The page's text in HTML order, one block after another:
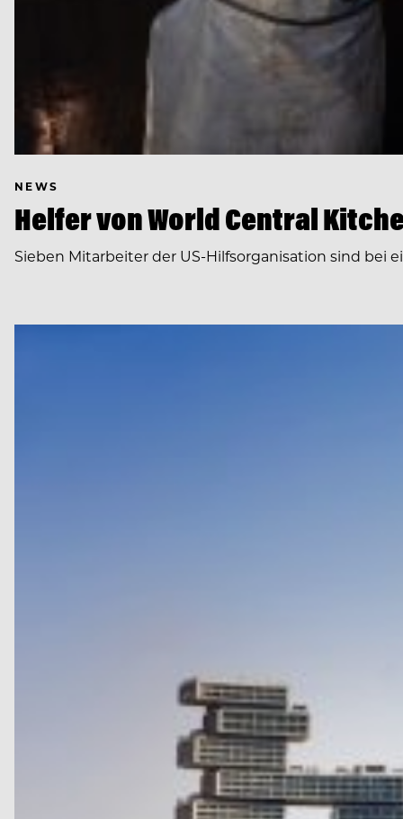
NEWS
Helfer von World Central
Sieben Mitarbeiter der US-Hilfsorganisation sind